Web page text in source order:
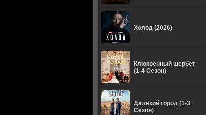
Холод (2026)
Клюквенный щербет
(1-4 Сезон)
Далекий город (1-3
Сезон)